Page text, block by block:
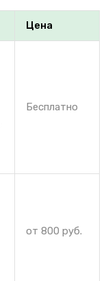
Цена
Бесплатно
от 800 руб.